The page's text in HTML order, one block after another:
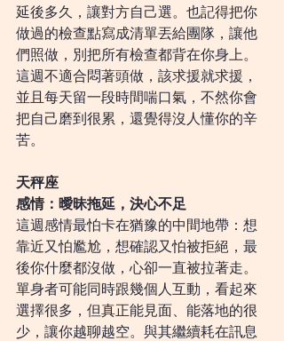
延後多久，讓對方自己選。也記得把你
做過的檢查點寫成清單丟給團隊，讓他
們照做，別把所有檢查都背在你身上。
這週不適合悶著頭做，該求援就求援，
並且每天留一段時間喘口氣，不然你會
把自己磨到很累，還覺得沒人懂你的辛
苦。
天秤座
感情：曖昧拖延，決心不足
這週感情最怕卡在猶豫的中間地帶：想
靠近又怕尷尬，想確認又怕被拒絕，最
後你什麼都沒做，心卻一直被拉著走。
單身者可能同時跟幾個人互動，看起來
選擇很多，但真正能見面、能落地的很
少，讓你越聊越空。與其繼續耗在訊息